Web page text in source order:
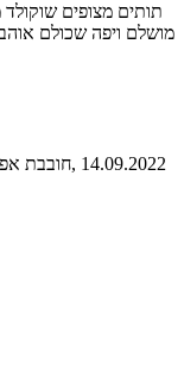
תותים מצופים
, חובבת, 14.09.2022